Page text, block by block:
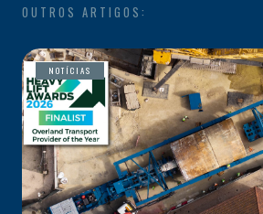
OUTROS ARTIGOS:
NOTÍCIAS